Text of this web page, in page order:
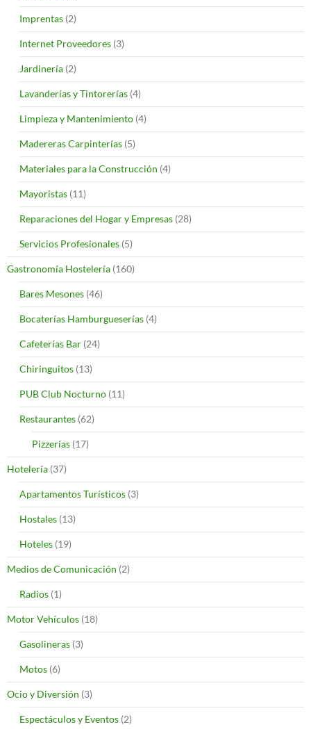
Imprentas (2)
Internet Proveedores (3)
Jardinería (2)
Lavanderías y Tintorerías (4)
Limpieza y Mantenimiento (4)
Madereras Carpinterías (5)
Materiales para la Construcción (4)
Mayoristas (11)
Reparaciones del Hogar y Empresas (28)
Servicios Profesionales (5)
Gastronomía Hostelería (160)
Bares Mesones (46)
Bocaterías Hamburgueserías (4)
Cafeterías Bar (24)
Chiringuitos (13)
PUB Club Nocturno (11)
Restaurantes (62)
Pizzerías (17)
Hotelería (37)
Apartamentos Turísticos (3)
Hostales (13)
Hoteles (19)
Medios de Comunicación (2)
Radios (1)
Motor Vehículos (18)
Gasolineras (3)
Motos (6)
Ocio y Diversión (3)
Espectáculos y Eventos (2)